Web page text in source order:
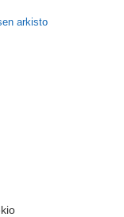
arkisto